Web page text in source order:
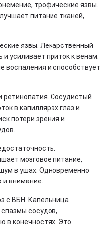
трофические язвы.
питание тканей,
язвы. Лекарственный
усиливает приток к венам.
воспаления и способствует
ретинопатия. Сосудистый
в капиллярах глаз и
потери зрения и
мозговое питание,
в ушах. Одновременно
внимание.
с ВБН. Капельница
сосудов,
в конечностях. Это